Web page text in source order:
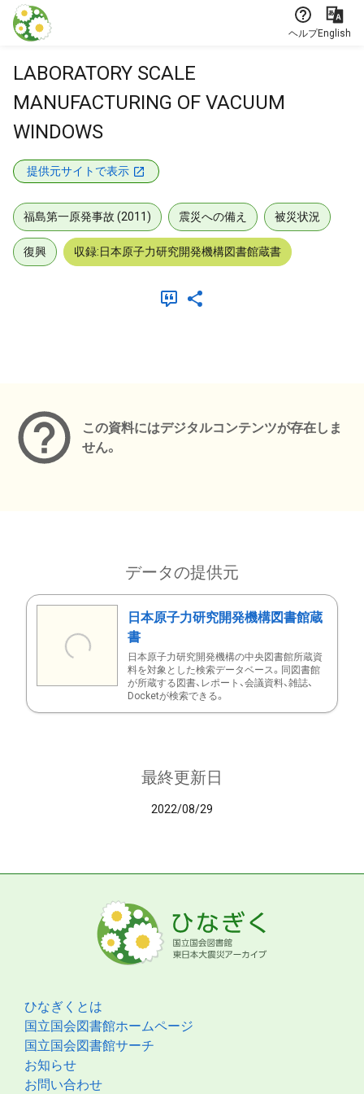
本文に飛ぶ
ヘルプEnglish
LABORATORY SCALE
MANUFACTURING OF VACUUM
WINDOWS
提供元サイトで表示
福島第一原発事故 (2011) 震災への備え 被災状況
復興 収録:日本原子力研究開発機構図書館蔵書
この資料にはデジタルコンテンツが存在しま
せん。
データの提供元
日本原子力研究開発機構図書館蔵
書
日本原子力研究開発機構の中央図書館所蔵資
料を対象とした検索データベース。同図書館
が所蔵する図書、レポート、会議資料、雑誌、
Docketが検索できる。
最終更新日
2022/08/29
ひなぎくとは
国立国会図書館ホームページ
国立国会図書館サーチ
お知らせ
お問い合わせ